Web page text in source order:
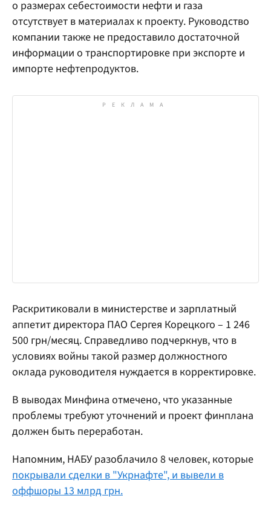
о размерах себестоимости нефти и газа
отсутствует в материалах к проекту. Руководство
компании также не предоставило достаточной
информации о транспортировке при экспорте и
импорте нефтепродуктов.
Раскритиковали в министерстве и зарплатный
аппетит директора ПАО Сергея Корецкого – 1 246
500 грн/месяц. Справедливо подчеркнув, что в
условиях войны такой размер должностного
оклада руководителя нуждается в корректировке.
В выводах Минфина отмечено, что указанные
проблемы требуют уточнений и проект финплана
должен быть переработан.
Напомним, НАБУ разоблачило 8 человек, которые
покрывали сделки в "Укрнафте", и вывели в
оффшоры 13 млрд грн.